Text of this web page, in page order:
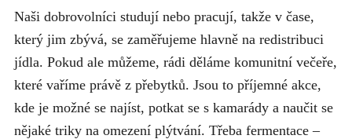
Naši dobrovolníci studují nebo pracují, takže v čase,
který jim zbývá, se zaměřujeme hlavně na redistribuci
jídla. Pokud ale můžeme, rádi děláme komunitní večeře,
které vaříme právě z přebytků. Jsou to příjemné akce,
kde je možné se najíst, potkat se s kamarády a naučit se
nějaké triky na omezení plýtvání. Třeba fermentace –